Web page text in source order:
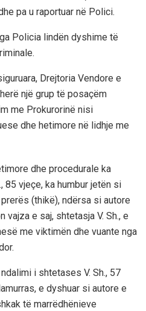
pa u raportuar në Polici.
Policia lindën dyshime të
Drejtoria Vendore e
një grup të posaçëm
me Prokurorinë nisi
dhe hetimore në lidhje me
dhe procedurale ka
85 vjeçe, ka humbur jetën si
(thikë), ndërsa si autore
vajza e saj, shtetasja V. Sh., e
me viktimën dhe vuante nga
i shtetases V. Sh., 57
e dyshuar si autore e
të marrëdhënieve